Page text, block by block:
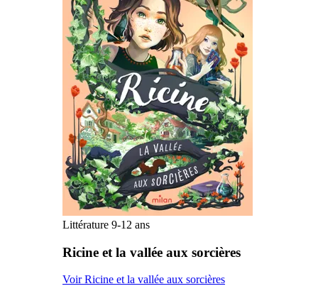
Littérature 9-12 ans
Ricine et la vallée aux sorcières
Voir Ricine et la vallée aux sorcières